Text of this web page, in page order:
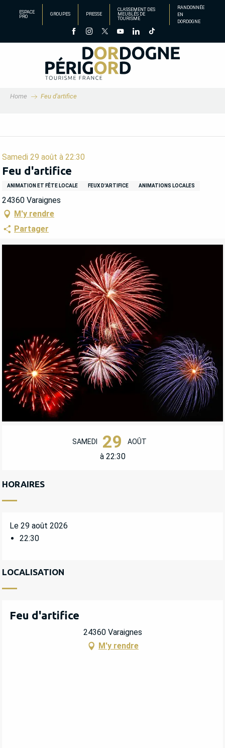
principal
ESPACE
PRO
GROUPES PRESSE
CLASSEMENT DES
MEUBLÉS DE
TOURISME
RANDONNÉE
EN
DORDOGNE
Home Feu d'artifice
Samedi 29 août à 22:30
Feu d'artifice
ANIMATION ET FÊTE LOCALE FEUX D'ARTIFICE ANIMATIONS LOCALES
24360 Varaignes
M'y rendre
Partager
OUVERTURE ET COORDONNÉES
SAMEDI 29 AOÛT
à 22:30
HORAIRES
Le 29 août 2026
22:30
LOCALISATION
Feu d'artifice
24360 Varaignes
M'y rendre